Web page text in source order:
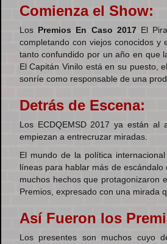
Comienza el Show:
Los Premios En Caso 2017El
completando con viejos conocidos y
tanto confundido por un año en que
El Capitán Vinilo está en su puesto,
sonríe como responsable de una
Detrás de Escena:
Los ECDQEMSD 2017 ya están
empiezan a entrecruzar miradas.
El mundo de la política
líneas para hablar más de
muchos hechos que protagonizaron
Premios, expresado con una mirada
Así Fueron los
Los presentes son muchos cuyo